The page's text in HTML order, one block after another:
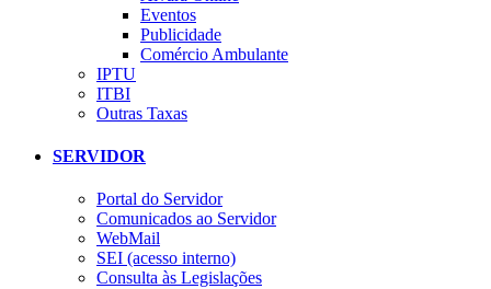
Eventos
Publicidade
Comércio Ambulante
IPTU
ITBI
Outras Taxas
SERVIDOR
Portal do Servidor
Comunicados ao Servidor
WebMail
SEI (acesso interno)
Consulta às Legislações